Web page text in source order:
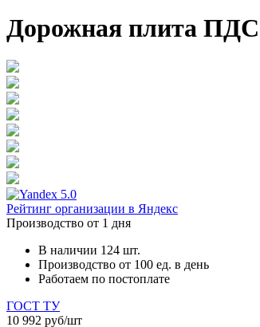
Дорожная плита ПДС
5.0
Рейтинг организации в Яндекс
Производство от 1 дня
В наличии 124 шт.
Производство от 100 ед. в день
Работаем по постоплате
ГОСТ ТУ
10 992 руб/шт